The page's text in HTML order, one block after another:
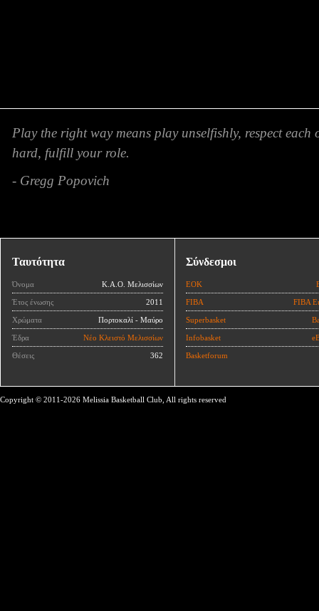
Play the right way means play unselfishly, respect each
hard, fulfill your role.
- Gregg Popovich
Ταυτότητα
Όνομα Κ.Α.Ο. Μελισσίων
Έτος ένωσης 2011
Χρώματα Πορτοκαλί - Μαύρο
Έδρα Νέο Κλειστό Μελισσίων
Θέσεις 362
Σύνδεσμοι
ΕΟΚ
FIBA FIBA
Superbasket
Infobasket
Basketforum
Copyright © 2011-2026 Melissia Basketball Club, All rights reserved